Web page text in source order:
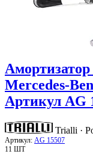
Mercedes-
Артикул AG
Trialli ·
Артикул: AG 15507
11 ШТ